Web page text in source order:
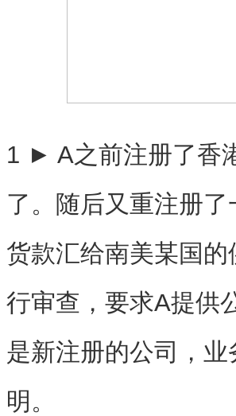
1 ► A之前注册了香
了。随后又重注册
货款汇给南美某国
行审查，要求A提供
是新注册的公司，
明。